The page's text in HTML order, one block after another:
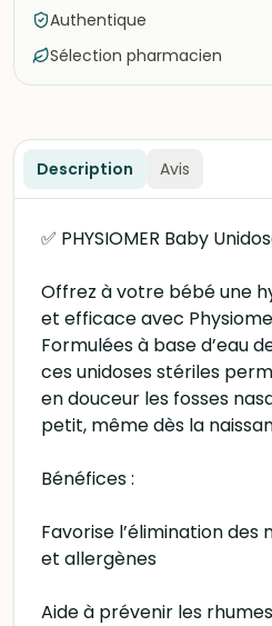
Authentique
Sélection pharmacien
Description Avis
✅ PHYSIOMER Baby
Offrez à votre bébé une
et efficace avec
Formulées à base d’eau
ces unidoses stériles
en douceur les fosses
petit, même dès la
Bénéfices :
Favorise l’élimination des
et allergènes
Aide à prévenir les